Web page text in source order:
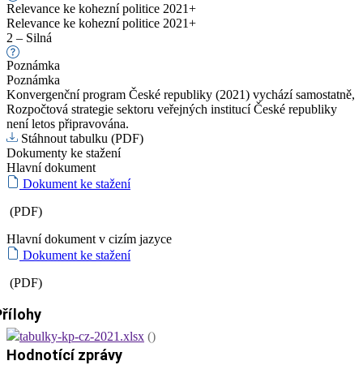
Relevance ke kohezní politice 2021+
Relevance ke kohezní politice 2021+
2 – Silná
Poznámka
Poznámka
Konvergenční program České republiky (2021) vychází samostatně,
Rozpočtová strategie sektoru veřejných institucí České republiky
není letos připravována.
Stáhnout tabulku (PDF)
Dokumenty ke stažení
Hlavní dokument
Dokument ke stažení
(PDF)
Hlavní dokument v cizím jazyce
Dokument ke stažení
(PDF)
tabulky-kp-cz-2021.xlsx ()
Hodnotící zprávy